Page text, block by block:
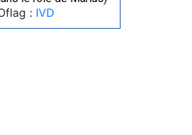
: IVD